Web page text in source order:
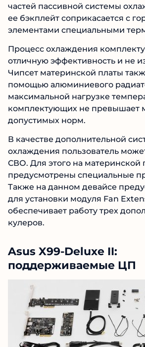
частей пассивной системы
ее бэкплейт соприкасается с
элементами специальными
Процесс охлаждения
отличную эффективность и не
Чипсет материнской платы
помощью алюминиевого
максимальной нагрузке
комплектующих не превышает
допустимых норм.
В качестве дополнительной
охлаждения пользователь
СВО. Для этого на материнской
предусмотрены специальные
Также на данном девайсе
для установки модуля Fan
обеспечивает работу трех
кулеров.
Asus X99-Deluxe II:
поддерживаемые ЦП